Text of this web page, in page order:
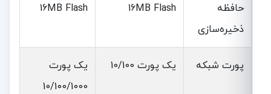
حافظه
ذخیره‌سازی
16MB Flash
16MB Flash
پورت شبکه یک پورت 10/100
یک پورت
10/100/1000